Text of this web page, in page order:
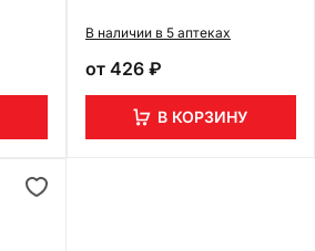
В наличии в 5 аптеках
от 426 ₽
В КОРЗИНУ